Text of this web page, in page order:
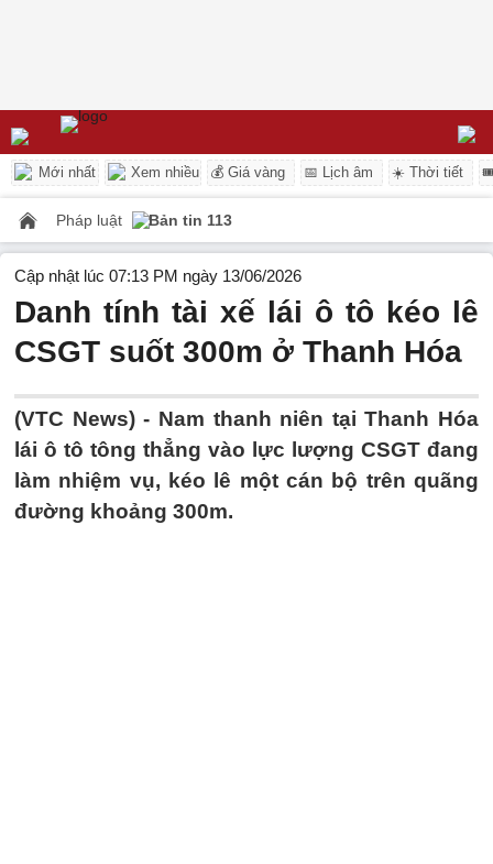
Mới nhất Xem nhiều 💰 Giá vàng 📅 Lịch âm ☀️ Thời tiết
Pháp luật Bản tin 113
Cập nhật lúc 07:13 PM ngày 13/06/2026
Danh tính tài xế lái ô tô kéo lê
CSGT suốt 300m ở Thanh Hóa
(VTC News) - Nam thanh niên tại Thanh Hóa
lái ô tô tông thẳng vào lực lượng CSGT đang
làm nhiệm vụ, kéo lê một cán bộ trên quãng
đường khoảng 300m.